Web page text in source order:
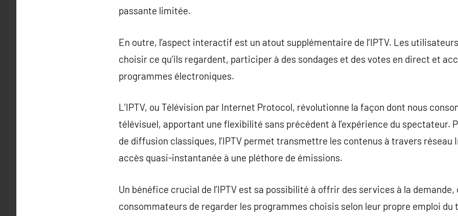
passante limitée.
En outre, l’aspect interactif est un atout supplémentaire de l’IPTV. Les
choisir ce qu’ils regardent, participer à des sondages et des votes en direct et
programmes électroniques.
L’IPTV, ou Télévision par Internet Protocol, révolutionne la façon dont nous
télévisuel, apportant une flexibilité sans précédent à l’expérience du spectateur.
de diffusion classiques, l’IPTV permet transmettre les contenus à travers
accès quasi-instantanée à une pléthore de émissions.
Un bénéfice crucial de l’IPTV est sa possibilité à offrir des services à la
consommateurs de regarder les programmes choisis selon leur propre emploi